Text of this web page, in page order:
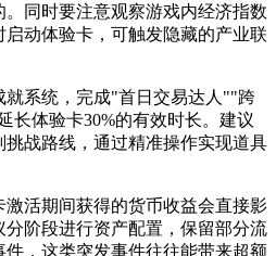
同时要注意观察游戏内经济指数
动体验卡，可触发隐藏的产业联
就系统，完成"首日交易达人""跨
长体验卡30%的有效时长。建议
战路线，通过精准操作实现道具
活期间获得的货币收益会直接影
阶段进行资产配置，保留部分流
，这类突发事件往往能带来超额